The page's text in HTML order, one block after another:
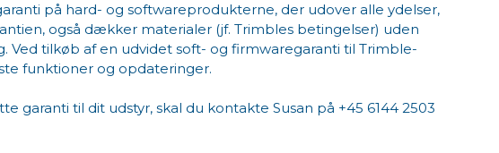
på hard- og softwareprodukterne, der udover alle ydelser,
også dækker materialer (jf. Trimbles betingelser) uden
Ved tilkøb af en udvidet soft- og firmwaregaranti til Trimble-
funktioner og opdateringer.
garanti til dit udstyr, skal du kontakte Susan på +45 6144 2503